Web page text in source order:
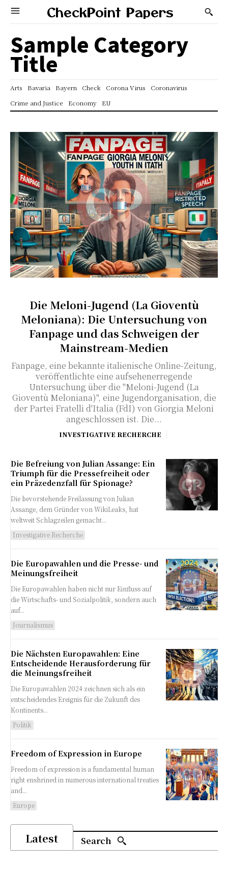
CheckPoint Papers
Sample Category
Title
Arts Bavaria Bayern Check Corona Virus
Coronavirus
Crime and Justice
Economy EU
Die Meloni-Jugend (La Gioventù
Meloniana): Die Untersuchung von
Fanpage und das Schweigen der
Mainstream-Medien
Fanpage, eine bekannte italienische Online-Zeitung,
veröffentlichte eine aufsehenerregende
Untersuchung über die "Meloni-Jugend (La
Gioventù Meloniana)", eine Jugendorganisation, die
der Partei Fratelli d'Italia (FdI) von Giorgia Meloni
angeschlossen ist. Die...
INVESTIGATIVE RECHERCHE
Die Befreiung von Julian Assange: Ein
Triumph für die Pressefreiheit oder
ein Präzedenzfall für Spionage?
Die bevorstehende Freilassung von Julian
Assange, dem Gründer von WikiLeaks, hat
weltweit Schlagzeilen gemacht...
Investigative Recherche
Die Europawahlen und die Presse- und
Meinungsfreiheit
Die Europawahlen haben nicht nur Einfluss auf
die Wirtschafts- und Sozialpolitik, sondern auch
auf...
Journalismus
Die Nächsten Europawahlen: Eine
Entscheidende Herausforderung für
die Meinungsfreiheit
Die Europawahlen 2024 zeichnen sich als ein
entscheidendes Ereignis für die Zukunft des
Kontinents...
Politik
Freedom of Expression in Europe
Freedom of expression is a fundamental human
right enshrined in numerous international treaties
and...
Europe
Latest Search